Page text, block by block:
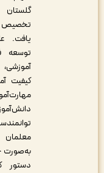
گلستان نیز
تخصیص خواهد
یافت. علاوه بر
توسعه فضاهای
آموزشی، ارتقای
کیفیت آموزش و
مهارت‌آموزی
دانش‌آموزان و
توانمندسازی
معلمان نیز
به‌صورت جدی در
دستور کار قرار